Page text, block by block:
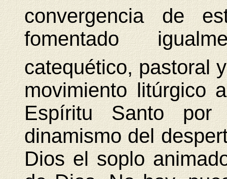
convergencia de
fomentado
catequético, pastoral
movimiento litúrgico
Espíritu Santo
dinamismo del
Dios el soplo